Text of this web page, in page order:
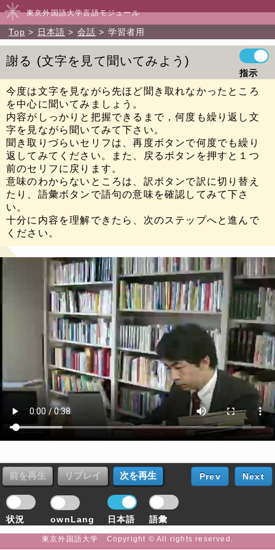
東京外国語大学言語モジュール
Top 日本語 会話 学習者用
謝る 文字を見て聞いてみよう
指示
今度は文字を見ながら先ほど聞き取れなかったところ
を中心に聞いてみましょう。
内容がしっかりと把握できるまで，何度も繰り返し文
字を見ながら聞いてみて下さい。
聞き取りづらいセリフは、再度ボタンで何度でも繰り
返してみてください。また、戻るボタンを押すと１つ
前のセリフに戻ります。
意味のわからないところは、訳ボタンで訳に切り替え
たり、語彙ボタンで語句の意味を確認してみて下さ
い。
十分に内容を理解できたら、次のステップへと進んで
ください。
状況 ownLang 日本語 語彙
Prev Next
東京外国語大学 Copyright © All rights reserved.